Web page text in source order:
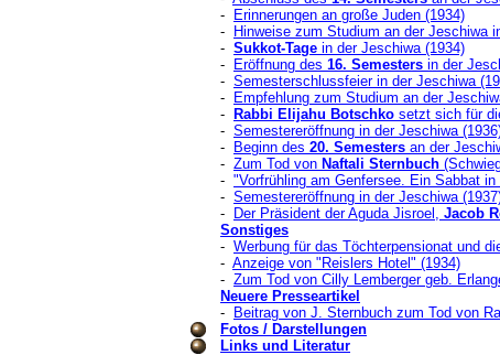
-
Erinnerungen an große Juden (1934)
-
Hinweise zum Studium an der Jeschiwa
- Sukkot-Tage in der Jeschiwa (1934)
-
Eröffnung des 16. Semesters in der
- Semesterschlussfeier in der Jeschiwa
-
Empfehlung zum Studium an der
-
Rabbi Elijahu Botschko setzt sich für
- Semestereröffnung in der Jeschiwa
-
Beginn des 20. Semesters an der
- Zum Tod von Naftali Sternbuch
- "Vorfrühling am Genfersee. Ein Sabbat
- Semestereröffnung in der Jeschiwa
-
Der Präsident der Aguda Jisroel, Jacob
Sonstiges
- Werbung für das Töchterpensionat und
- Anzeige von "Reislers Hotel" (1934)
- Zum Tod von Cilly Lemberger geb.
Neuere Presseartikel
-
Beitrag von J. Sternbuch zum Tod von
Fotos / Darstellungen
Links und Literatur